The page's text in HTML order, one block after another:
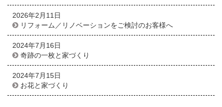
2026年2月11日
リフォーム／リノベーションをご検討のお客様へ
2024年7月16日
奇跡の一枚と家づくり
2024年7月15日
お花と家づくり